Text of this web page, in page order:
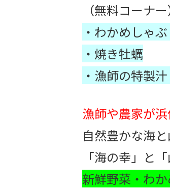
（無料コーナー
・わかめしゃ
・焼き牡蠣
・漁師の特製
漁師や農家が
自然豊かな海
「海の幸」と
新鮮野菜・わ